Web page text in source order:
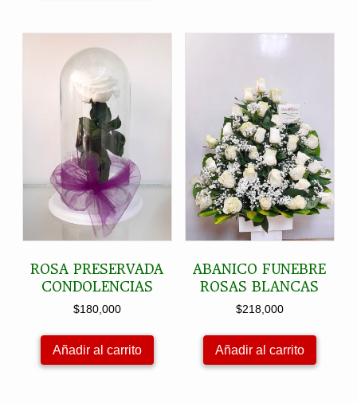
ROSA PRESERVADA
CONDOLENCIAS
$180,000
Añadir al carrito
ABANICO FUNEBRE
ROSAS BLANCAS
$218,000
Añadir al carrito